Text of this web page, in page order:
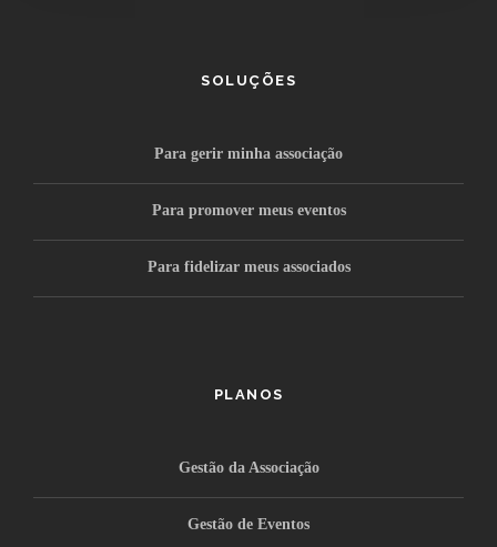
SOLUÇÕES
Para gerir minha associação
Para promover meus eventos
Para fidelizar meus associados
PLANOS
Gestão da Associação
Gestão de Eventos